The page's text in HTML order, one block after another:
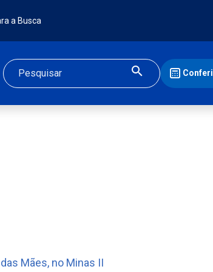
a Busca
Buscar
Mães, no Minas II